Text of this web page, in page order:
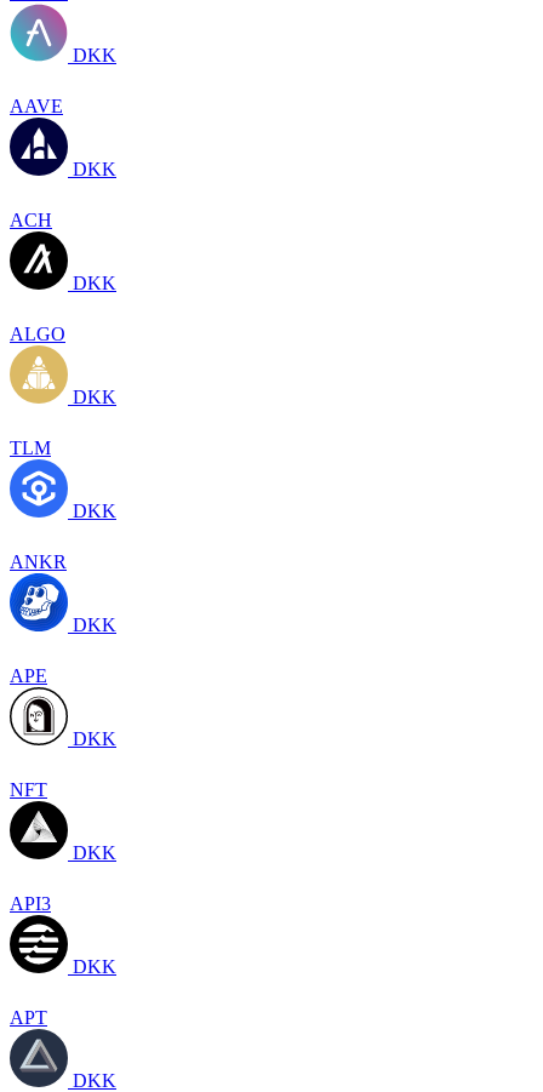
DKK
AAVE
DKK
ACH
DKK
ALGO
DKK
TLM
DKK
ANKR
DKK
APE
DKK
NFT
DKK
API3
DKK
APT
DKK